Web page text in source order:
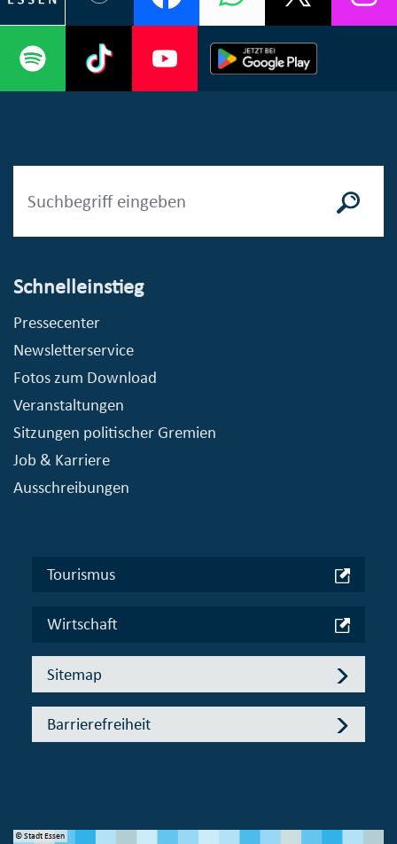
Schnelleinstieg
Pressecenter
Newsletterservice
Fotos zum Download
Veranstaltungen
Sitzungen politischer Gremien
Job & Karriere
Ausschreibungen
Tourismus
Wirtschaft
Sitemap
Barrierefreiheit
© Stadt Essen